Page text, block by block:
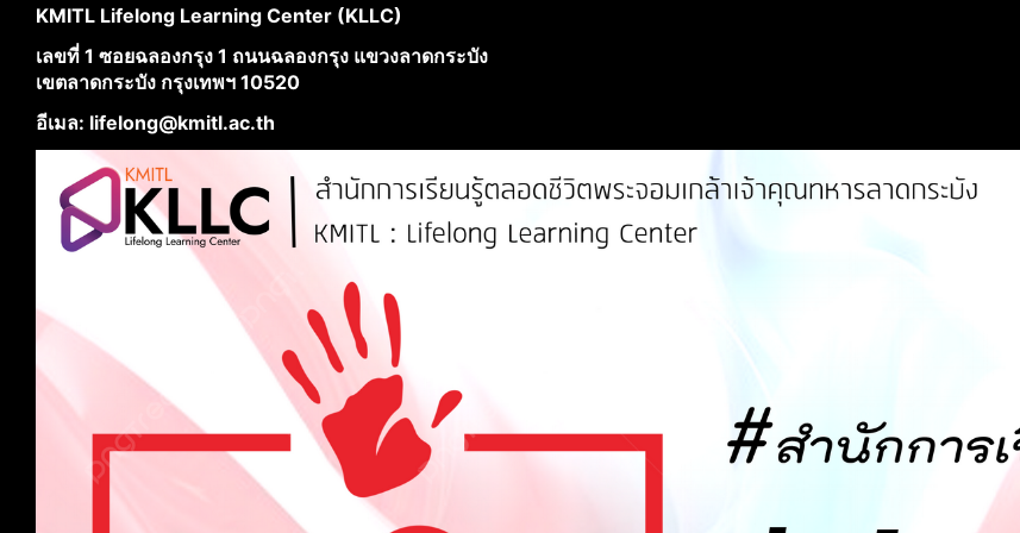
KMITL Lifelong Learning Center (KLLC)
เลขที่ 1 ซอยฉลองกรุง 1 ถนนฉลองกรุง แขวงลาดกระบัง
เขตลาดกระบัง กรุงเทพฯ 10520
อีเมล: lifelong@kmitl.ac.th